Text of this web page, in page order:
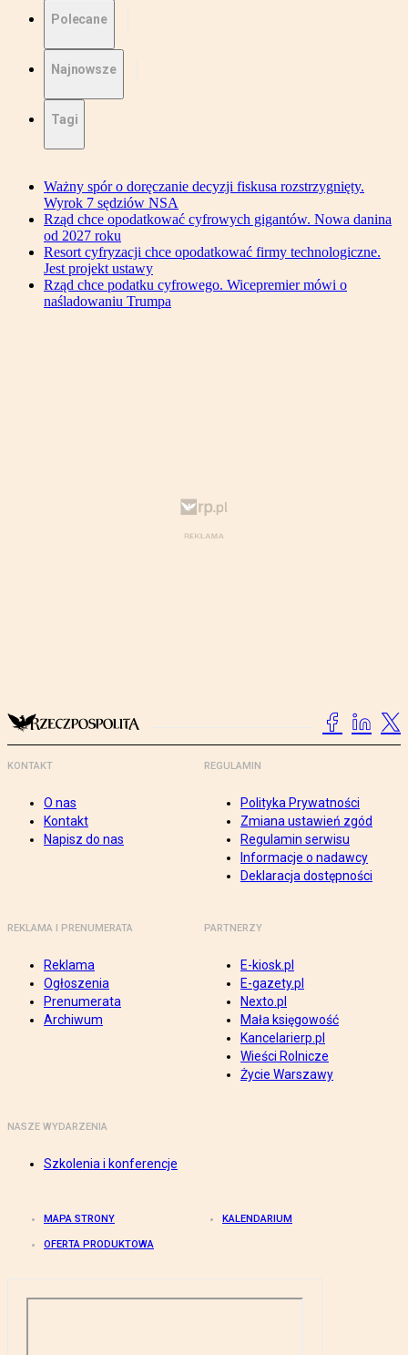
Polecane
Najnowsze
Tagi
Ważny spór o doręczanie decyzji fiskusa rozstrzygnięty.
Wyrok 7 sędziów NSA
Rząd chce opodatkować cyfrowych gigantów. Nowa danina
od 2027 roku
Resort cyfryzacji chce opodatkować firmy technologiczne.
Jest projekt ustawy
Rząd chce podatku cyfrowego. Wicepremier mówi o
naśladowaniu Trumpa
KONTAKT
O nas
Kontakt
Napisz do nas
REGULAMIN
Polityka Prywatności
Zmiana ustawień zgód
Regulamin serwisu
Informacje o nadawcy
Deklaracja dostępności
REKLAMA I PRENUMERATA
Reklama
Ogłoszenia
Prenumerata
Archiwum
PARTNERZY
E-kiosk.pl
E-gazety.pl
Nexto.pl
Mała księgowość
Kancelarierp.pl
Wieści Rolnicze
Życie Warszawy
NASZE WYDARZENIA
Szkolenia i konferencje
MAPA STRONY KALENDARIUM
OFERTA PRODUKTOWA